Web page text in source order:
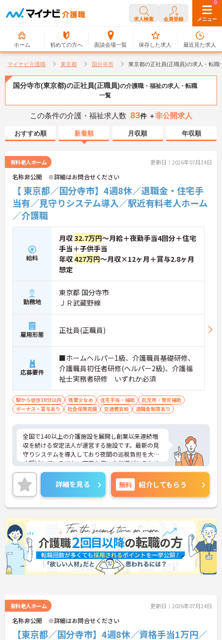
求人検索 会員登録 メニュー
ホーム 初めての方へ 面談会場一覧
0
保存した求人
0
最近見た求人
マイナビ介護職 東京都 国分寺市 東京都の正社員(正職員)の求人・転職
国分寺市(東京都)の正社員(正職員)の介護職・福祉の求人・転職
一覧
この条件の介護・福祉求人数 83件 ＋非公開求人
おすすめ順 新着順 月収順 年収順
有料老人ホーム 更新日：2026年07月24日
名称非公開 ※詳細はお問合せください
【 東京都／国分寺市】4週8休／退職金・住宅手
当有／見守りシステム導入／駅近有料老人ホーム
／介護職
給料
月収32.7万円～月給＋夜勤手当4回分＋住宅
手当＋子供手当
年収427万円～月収×12ヶ月＋賞与2.8ヶ月
想定
勤務地
東京都 国分寺市
ＪＲ武蔵野線
雇用形態 正社員(正職員)
応募要件
■ホームヘルパー1級、介護職員基礎研修、
介護職員初任者研修(ヘルパー2級)、介護福
祉士実務者研修 いずれか必須
駅から徒歩10分以内 残業少なめ 住宅手当・補助
託児所・育児補助
ボーナス・賞与あり
社会保険完備 交通費支給 退職金制度あり
全国で140以上の介護施設を展開し創業以来連続増
収を続ける安定法人が運営する施設です。最新の見
守りシステムを導入しており夜間の巡視負担を大き
く軽減しているほか、丁寧な使い方指導があるため
安心して業務を始められます。月平均残業10時間程
度、住宅手当や子供手当、1食300円の食事補助など
生活を支える福利厚生が大変充実しています。『ハ
タラクエール2023』の認証も取得しており、資格取
得支援や職種別研修制度を通じて着実なキャリアア
ップを目指せます。有資格者の方がそのスキルを存
分に活かし、ご自身の生活も大切にしながら長期的
に活躍できるおすすめの環境です。
★おすすめPOINT★
【安定した経営基盤とキャリア支援】
・全国140以上の施設を展開し連続増収を続ける安
・昇格実績もあり頑張りがしっかり評価される風通
【最新設備による負担軽減と働きやすさ】
・最新の見守りシステム導入により夜勤時の巡視の
詳細を見る 無料 紹介してもらう
有料老人ホーム 更新日：2026年07月24日
名称非公開 ※詳細はお問合せください
【東京都／国分寺市】4週8休／資格手当1万円／